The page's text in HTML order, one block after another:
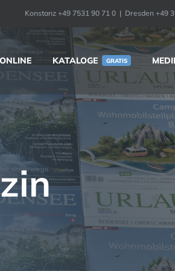
Konstanz +49 7531 90 71 0 | Dresden +49
ONLINE KATALOGE GRATIS